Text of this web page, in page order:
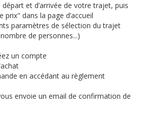
départ et d’arrivée de votre trajet, puis
prix" dans la page d’accueil
paramètres de sélection du trajet
de personnes...)
un compte
en accédant au règlement
envoie un email de confirmation de